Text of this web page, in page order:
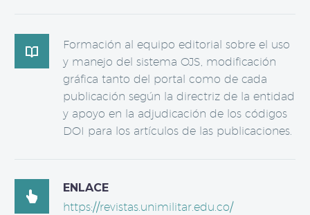

Formación al equipo editorial sobre el uso
y manejo del sistema OJS, modificación
gráfica tanto del portal como de cada
publicación según la directriz de la entidad
y apoyo en la adjudicación de los códigos
DOI para los artículos de las publicaciones.

ENLACE
https://revistas.unimilitar.edu.co/